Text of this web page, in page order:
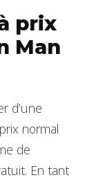
prix
Man
d’une
normal
de
En tant